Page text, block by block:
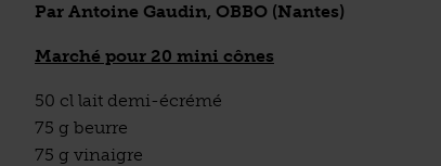
Par Antoine Gaudin, OBBO (Nantes)
Marché pour 20 mini cônes
50 cl lait demi-écrémé
75 g beurre
75 g vinaigre